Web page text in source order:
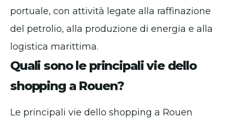
portuale, con attività legate alla raffinazione
del petrolio, alla produzione di energia e alla
logistica marittima.
Quali sono le principali vie dello
shopping a Rouen?
Le principali vie dello shopping a Rouen